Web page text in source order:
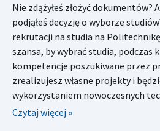
Nie zdążyłeś złożyć dokumentów?
podjąłeś decyzję o wyborze
rekrutacji na studia na
szansa, by wybrać studia, podczas
kompetencje poszukiwane przez
zrealizujesz własne projekty i
wykorzystaniem nowoczesnych
Czytaj więcej »